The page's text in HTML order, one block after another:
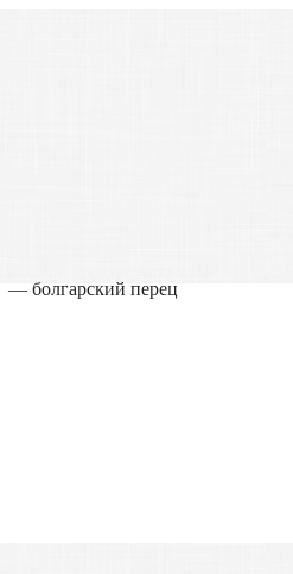
— болгарский перец